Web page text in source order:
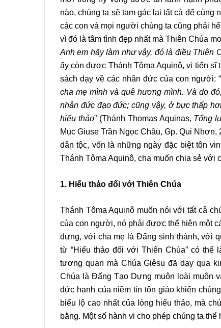
nào, chúng ta sẽ tạm gác lại tất cả để cùng
các con và mọi người chúng ta cũng phải
vì đó là tâm tình đẹp nhất mà Thiên Chúa
Anh em hãy làm như vậy, đó là điều Thiên
ấy còn được Thánh Tôma Aquinô, vị tiến sĩ
sách dạy về các nhân đức của con người: “
cha mẹ mình và quê hương mình. Và do
nhân đức đạo đức; cũng vậy, ở bực thấp
hiếu thảo” (Thánh Thomas Aquinas, Tổng
Mục Giuse Trần Ngọc Châu, Gp. Qui
dân tộc, vốn là những ngày đặc biệt tôn
Thánh Tôma Aquinô, cha muốn chia sẻ với
1. Hiếu thảo đối với Thiên Chúa
Thánh Tôma Aquinô muốn nói với tất cả
của con người, nó phải được thể hiện một
dựng, với cha mẹ là Đấng sinh thành, với
từ “Hiếu thảo đối với Thiên Chúa” có thể
tương quan mà Chúa Giêsu đã dạy qua
Chúa là Đấng Tạo Dựng muôn loài muôn
đức hạnh của niềm tin tôn giáo khiến
biểu lộ cao nhất của lòng hiếu thảo, mà
bằng. Một số hành vi cho phép chúng ta